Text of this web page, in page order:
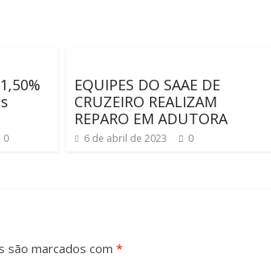
0
EQUIPES DO SAAE DE
CRUZEIRO REALIZAM
REPARO EM ADUTORA
6 de abril de 2023 0
são marcados com *